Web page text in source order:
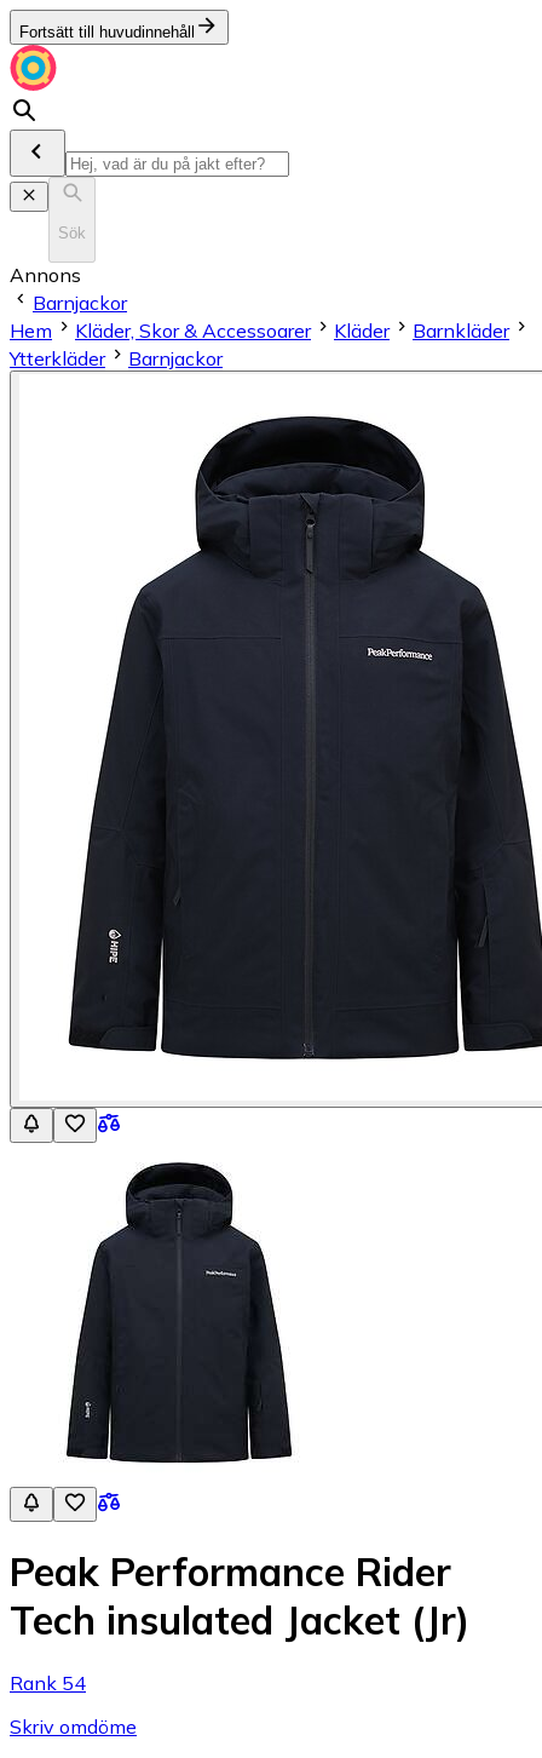
Fortsätt till huvudinnehåll
Sök
Annons
Barnjackor
Hem
Kläder, Skor & Accessoarer Kläder
Barnkläder
Ytterkläder
Barnjackor
Peak Performance Rider
Tech insulated Jacket (Jr)
Rank 54
Skriv omdöme